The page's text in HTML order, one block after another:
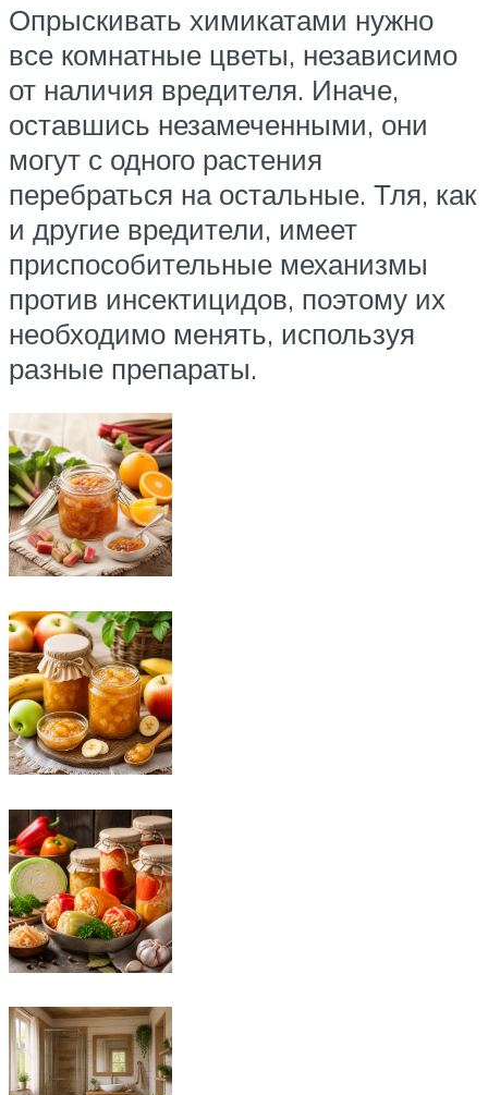
Опрыскивать химикатами нужно
все комнатные цветы, независимо
от наличия вредителя. Иначе,
оставшись незамеченными, они
могут с одного растения
перебраться на остальные. Тля, как
и другие вредители, имеет
приспособительные механизмы
против инсектицидов, поэтому их
необходимо менять, используя
разные препараты.